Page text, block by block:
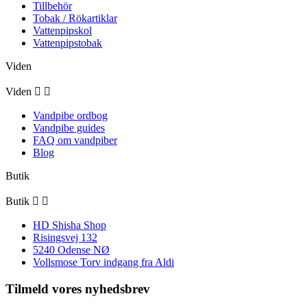
Tillbehör
Tobak / Rökartiklar
Vattenpipskol
Vattenpipstobak
Viden
Viden  
Vandpibe ordbog
Vandpibe guides
FAQ om vandpiber
Blog
Butik
Butik  
HD Shisha Shop
Risingsvej 132
5240 Odense NØ
Vollsmose Torv indgang fra Aldi
Tilmeld vores nyhedsbrev